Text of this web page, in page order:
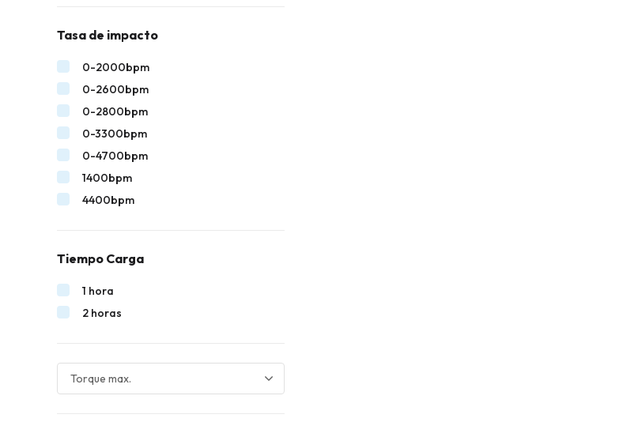
Tasa de impacto
0-2000bpm
0-2600bpm
0-2800bpm
0-3300bpm
0-4700bpm
1400bpm
4400bpm
Tiempo Carga
1 hora
2 horas